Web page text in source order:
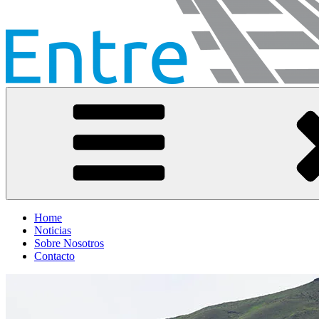
Información ferroviaria
Home
Noticias
Sobre Nosotros
Contacto